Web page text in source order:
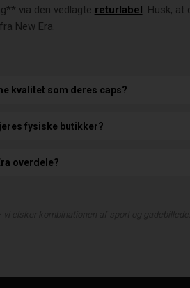
via den vedlagte returlabel . Husk,
New Era.
kvalitet som deres caps?
fysiske butikker?
overdele?